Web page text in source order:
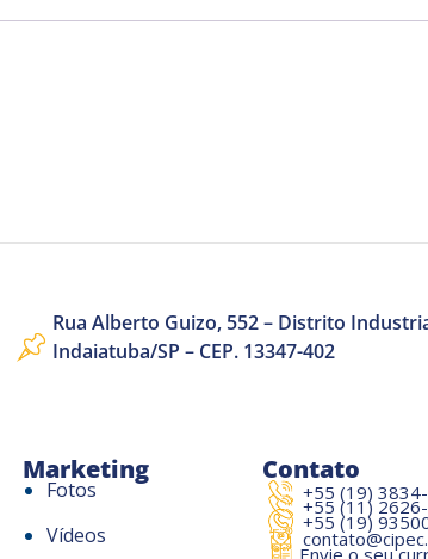
Rua Alberto Guizo, 552 – Distrito
Indaiatuba/SP – CEP. 13347-402
Marketing
Fotos
Vídeos
Contato
+55 (19)
+55 (11)
+55 (19)